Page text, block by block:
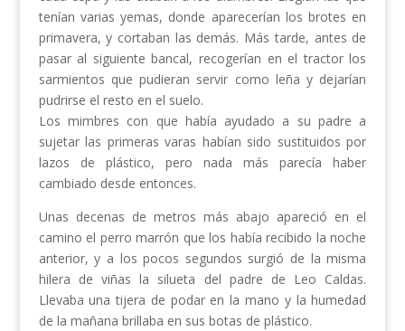
tenían varias yemas, donde aparecerían los brotes en
primavera, y cortaban las demás. Más tarde, antes de
pasar al siguiente bancal, recogerían en el tractor los
sarmientos que pudieran servir como leña y dejarían
pudrirse el resto en el suelo.
Los mimbres con que había ayudado a su padre a
sujetar las primeras varas habían sido sustituidos por
lazos de plástico, pero nada más parecía haber
cambiado desde entonces.
Unas decenas de metros más abajo apareció en el
camino el perro marrón que los había recibido la noche
anterior, y a los pocos segundos surgió de la misma
hilera de viñas la silueta del padre de Leo Caldas.
Llevaba una tijera de podar en la mano y la humedad
de la mañana brillaba en sus botas de plástico.